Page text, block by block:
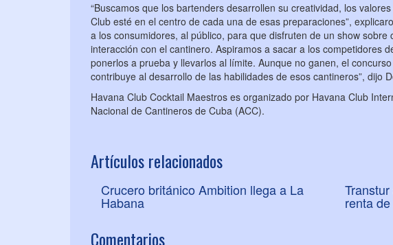
“Buscamos que los bartenders desarrollen su creatividad, los
Club esté en el centro de cada una de esas preparaciones”,
a los consumidores, al público, para que disfruten de un show
interacción con el cantinero. Aspiramos a sacar a los competidores
ponerlos a prueba y llevarlos al límite. Aunque no ganen, el
contribuye al desarrollo de las habilidades de esos cantineros”, dijo
Havana Club Cocktail Maestros es organizado por Havana Club
Nacional de Cantineros de Cuba (ACC).
Artículos relacionados
Crucero británico Ambition llega a La
Habana renta
Comentarios